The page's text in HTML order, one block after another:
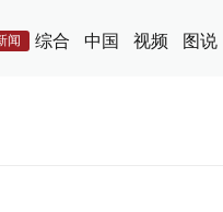
闻 综合 中国 视频 图说